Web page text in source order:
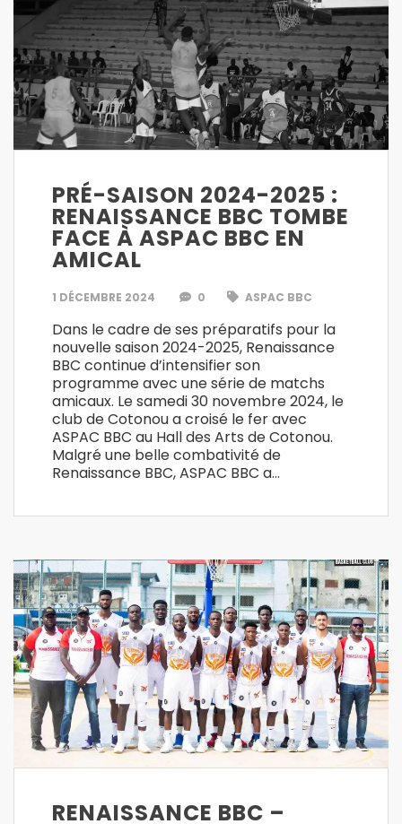
PRÉ-SAISON 2024-2025 :
RENAISSANCE BBC TOMBE
FACE À ASPAC BBC EN
AMICAL
1 DÉCEMBRE 2024 0 ASPAC BBC
Dans le cadre de ses préparatifs pour la
nouvelle saison 2024-2025, Renaissance
BBC continue d’intensifier son
programme avec une série de matchs
amicaux. Le samedi 30 novembre 2024, le
club de Cotonou a croisé le fer avec
ASPAC BBC au Hall des Arts de Cotonou.
Malgré une belle combativité de
Renaissance BBC, ASPAC BBC a…
RENAISSANCE BBC –